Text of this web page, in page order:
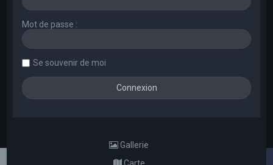
Mot de passe :
Se souvenir de moi
Gallerie
Carte